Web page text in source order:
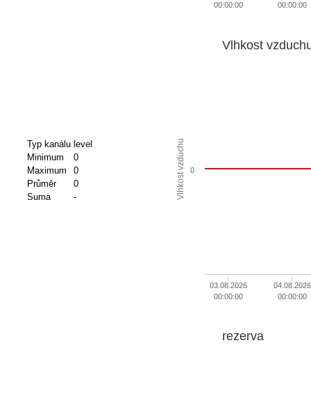
00:00:00 00:00:00
Typ kanálu level
Minimum
0
Maximum
0
Průměr
0
Suma
- Vlhkost vzduchu
Vlhkost
03.08.2026
00:00:00
04.08.2026
00:00:00
0
rezerva